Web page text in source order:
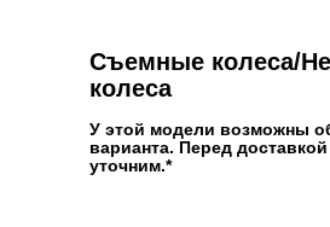
Съемные колеса/
колеса
У этой модели возможны
варианта. Перед
уточним.*